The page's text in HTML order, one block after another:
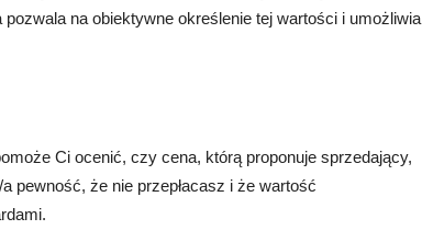
na obiektywne określenie tej wartości i umożliwia
Ci ocenić, czy cena, którą proponuje sprzedający,
pewność, że nie przepłacasz i że wartość